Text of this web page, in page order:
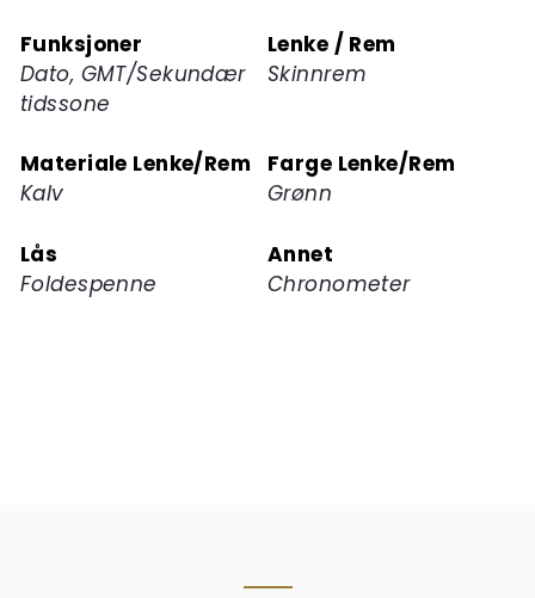
Funksjoner
Dato, GMT/Sekundær
tidssone
Lenke / Rem
Skinnrem
Materiale Lenke/Rem
Kalv
Farge Lenke/Rem
Grønn
Lås
Foldespenne
Annet
Chronometer